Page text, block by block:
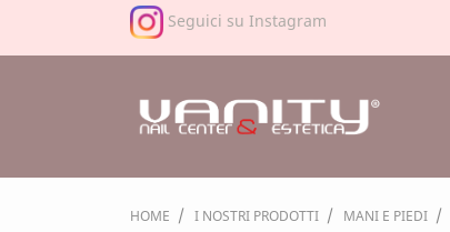
Seguici su Instagram
HOME I NOSTRI PRODOTTI MANI E PIEDI